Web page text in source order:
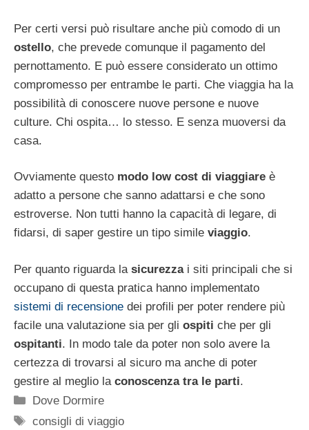
Per certi versi può risultare anche più comodo di un
ostello, che prevede comunque il pagamento del
pernottamento. E può essere considerato un ottimo
compromesso per entrambe le parti. Che viaggia ha la
possibilità di conoscere nuove persone e nuove
culture. Chi ospita… lo stesso. E senza muoversi da
casa.
Ovviamente questo modo low cost di viaggiare è
adatto a persone che sanno adattarsi e che sono
estroverse. Non tutti hanno la capacità di legare, di
fidarsi, di saper gestire un tipo simile viaggio.
Per quanto riguarda la sicurezzai siti principali che si
occupano di questa pratica hanno implementato
sistemi di recensione dei profili per poter rendere più
facile una valutazione sia per gli ospiti che per gli
ospitanti. In modo tale da poter non solo avere la
certezza di trovarsi al sicuro ma anche di poter
gestire al meglio la conoscenza tra le parti.
Categorie
Dove Dormire
Tag
consigli di viaggio